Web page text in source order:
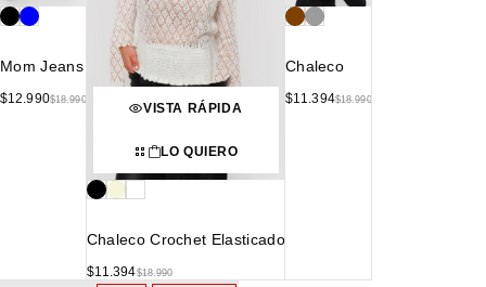
Mom Jeans
$18.990
$12.990
VISTA RÁPIDA
LO QUIERO
Chaleco Crochet Elasticado
$18.990
$11.394
Chaleco
$18.990
$11.394